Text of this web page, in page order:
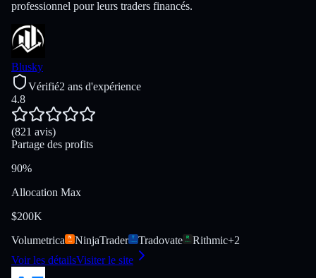
professionnel pour leurs traders financés.
Blusky
Vérifié2 ans d'expérience
4.8
(821 avis)
Partage des profits
90%
Allocation Max
$200K
Volumetrica
NinjaTrader Tradovate Rithmic+2
Voir les détailsVisiter le site